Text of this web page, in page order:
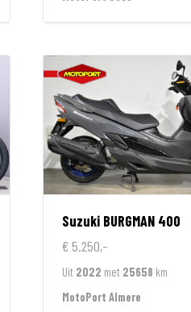
Suzuki BURGMAN 400
€ 5.250,-
Uit 2022 met 25658 km
MotoPort Almere